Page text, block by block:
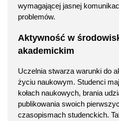
wymagającej jasnej
problemów.
Aktywność w
akademickim
Uczelnia stwarza warunki do
życiu naukowym. Studenci
kołach naukowych, brania
publikowania swoich
czasopismach studenckich.